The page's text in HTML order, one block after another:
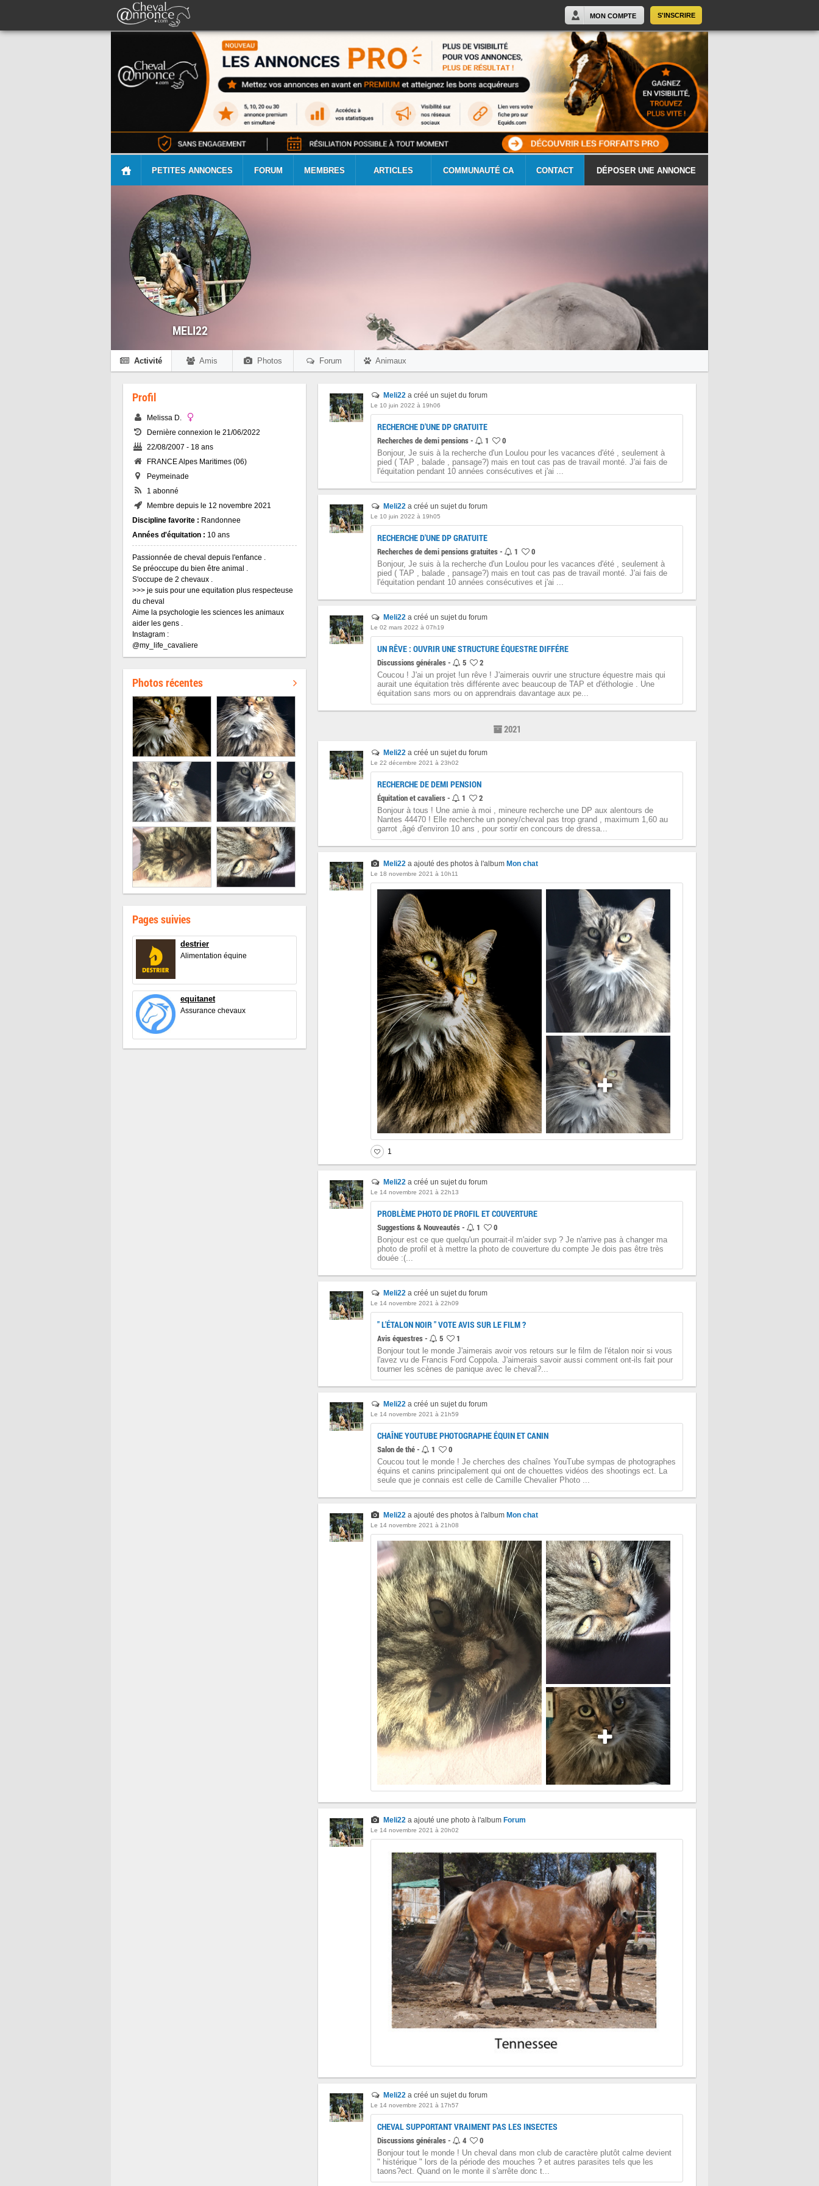
S'INSCRIRE
MON COMPTE
PETITES ANNONCES FORUM MEMBRES ARTICLES COMMUNAUTÉ CA CONTACT DÉPOSER UNE ANNONCE
MELI22
Activité Amis Photos Forum Animaux
Profil
Melissa D.
Dernière connexion le 21/06/2022
22/08/2007 - 18 ans
FRANCE Alpes Maritimes (06)
Peymeinade
1 abonné
Membre depuis le 12 novembre 2021
Discipline favorite : Randonnee
Années d'équitation : 10 ans
Passionnée de cheval depuis l'enfance .
Se préoccupe du bien être animal .
S'occupe de 2 chevaux .
>>> je suis pour une equitation plus respecteuse
du cheval
Aime la psychologie les sciences les animaux
aider les gens .
Instagram :
@my_life_cavaliere
Photos récentes
Pages suivies
destrier
Alimentation équine
equitanet
Assurance chevaux
Meli22 a créé un sujet du forum
Le 10 juin 2022 à 19h06
RECHERCHE D'UNE DP GRATUITE
Recherches de demi pensions - 1 0
Bonjour, Je suis à la recherche d'un Loulou pour les vacances d'été , seulement à
pied ( TAP , balade , pansage?) mais en tout cas pas de travail monté. J'ai fais de
l'équitation pendant 10 années consécutives et j'ai ...
Meli22 a créé un sujet du forum
Le 10 juin 2022 à 19h05
RECHERCHE D'UNE DP GRATUITE
Recherches de demi pensions gratuites - 1 0
Bonjour, Je suis à la recherche d'un Loulou pour les vacances d'été , seulement à
pied ( TAP , balade , pansage?) mais en tout cas pas de travail monté. J'ai fais de
l'équitation pendant 10 années consécutives et j'ai ...
Meli22 a créé un sujet du forum
Le 02 mars 2022 à 07h19
UN RÊVE : OUVRIR UNE STRUCTURE ÉQUESTRE DIFFÉRE
Discussions générales - 5 2
Coucou ! J'ai un projet !un rêve ! J'aimerais ouvrir une structure équestre mais qui
aurait une équitation très différente avec beaucoup de TAP et d'éthologie . Une
équitation sans mors ou on apprendrais davantage aux pe...
2021
Meli22 a créé un sujet du forum
Le 22 décembre 2021 à 23h02
RECHERCHE DE DEMI PENSION
Équitation et cavaliers - 1 2
Bonjour à tous ! Une amie à moi , mineure recherche une DP aux alentours de
Nantes 44470 ! Elle recherche un poney/cheval pas trop grand , maximum 1,60 au
garrot ,âgé d'environ 10 ans , pour sortir en concours de dressa...
Meli22 a ajouté des photos à l'album Mon chat
Le 18 novembre 2021 à 10h11
1
Meli22 a créé un sujet du forum
Le 14 novembre 2021 à 22h13
PROBLÈME PHOTO DE PROFIL ET COUVERTURE
Suggestions & Nouveautés - 1 0
Bonjour est ce que quelqu'un pourrait-il m'aider svp ? Je n'arrive pas à changer ma
photo de profil et à mettre la photo de couverture du compte Je dois pas être très
douée :(...
Meli22 a créé un sujet du forum
Le 14 novembre 2021 à 22h09
" L'ÉTALON NOIR " VOTE AVIS SUR LE FILM ?
Avis équestres - 5 1
Bonjour tout le monde J'aimerais avoir vos retours sur le film de l'étalon noir si vous
l'avez vu de Francis Ford Coppola. J'aimerais savoir aussi comment ont-ils fait pour
tourner les scènes de panique avec le cheval?...
Meli22 a créé un sujet du forum
Le 14 novembre 2021 à 21h59
CHAÎNE YOUTUBE PHOTOGRAPHE ÉQUIN ET CANIN
Salon de thé - 1 0
Coucou tout le monde ! Je cherches des chaînes YouTube sympas de photographes
équins et canins principalement qui ont de chouettes vidéos des shootings ect. La
seule que je connais est celle de Camille Chevalier Photo ...
Meli22 a ajouté des photos à l'album Mon chat
Le 14 novembre 2021 à 21h08
Meli22 a ajouté une photo à l'album Forum
Le 14 novembre 2021 à 20h02
Meli22 a créé un sujet du forum
Le 14 novembre 2021 à 17h57
CHEVAL SUPPORTANT VRAIMENT PAS LES INSECTES
Discussions générales - 4 0
Bonjour tout le monde ! Un cheval dans mon club de caractère plutôt calme devient
" histérique " lors de la période des mouches ? et autres parasites tels que les
taons?ect. Quand on le monte il s'arrête donc t...